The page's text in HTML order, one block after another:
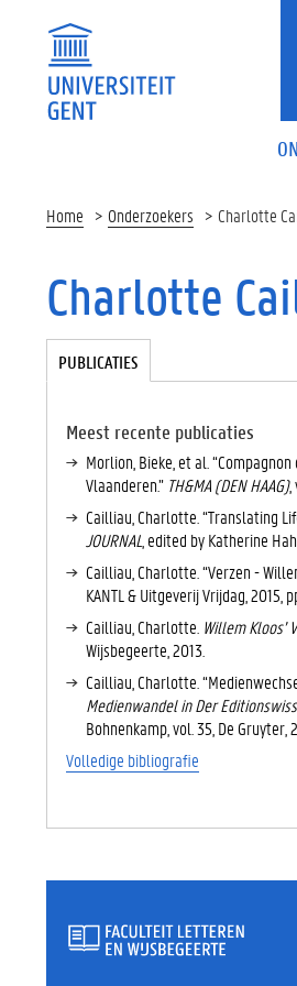
Home Onderzoekers Charlotte
Charlotte
Tabgroup
PUBLICATIES
TI
E
V
E
T
A
B
B
A
D
)
Meest recente publicaties
Morlion, Bieke, et al.
Vlaanderen.” TH&MA (DEN HAAG),
Cailliau, Charlotte. “Translating
JOURNAL , edited by Katherine
Cailliau, Charlotte. “Verzen -
KANTL & Uitgeverij Vrijdag, 2015,
Cailliau, Charlotte. Willem Kloos’
Wijsbegeerte, 2013.
Cailliau, Charlotte.
Medienwandel in Der
Bohnenkamp, vol. 35, De Gruyter,
Volledige bibliografie